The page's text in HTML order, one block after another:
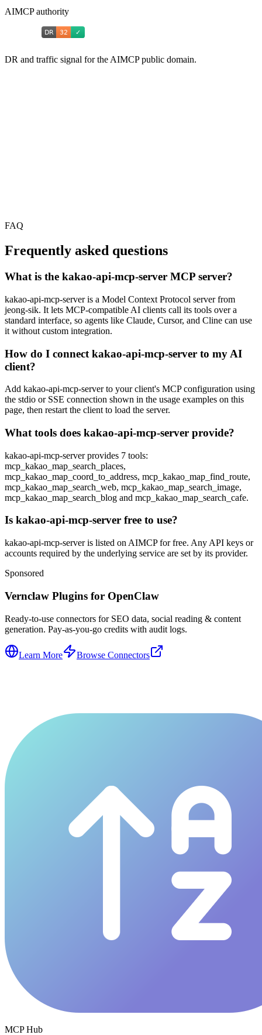
AIMCP authority
DR and traffic signal for the AIMCP public domain.
FAQ
Frequently asked questions
What is the kakao-api-mcp-server MCP server?
kakao-api-mcp-server is a Model Context Protocol server from
jeong-sik. It lets MCP-compatible AI clients call its tools over a
standard interface, so agents like Claude, Cursor, and Cline can use
it without custom integration.
How do I connect kakao-api-mcp-server to my AI
client?
Add kakao-api-mcp-server to your client's MCP configuration using
the stdio or SSE connection shown in the usage examples on this
page, then restart the client to load the server.
What tools does kakao-api-mcp-server provide?
kakao-api-mcp-server provides 7 tools:
mcp_kakao_map_search_places,
mcp_kakao_map_coord_to_address, mcp_kakao_map_find_route,
mcp_kakao_map_search_web, mcp_kakao_map_search_image,
mcp_kakao_map_search_blog and mcp_kakao_map_search_cafe.
Is kakao-api-mcp-server free to use?
kakao-api-mcp-server is listed on AIMCP for free. Any API keys or
accounts required by the underlying service are set by its provider.
Sponsored
Vernclaw Plugins for OpenClaw
Ready-to-use connectors for SEO data, social reading & content
generation. Pay-as-you-go credits with audit logs.
Learn More Browse Connectors
MCP Hub